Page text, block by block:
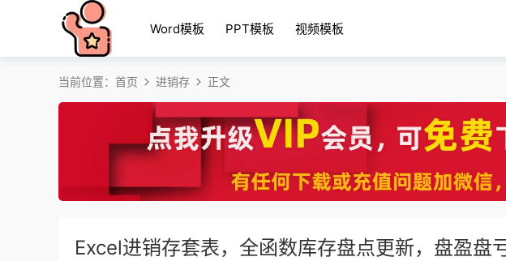
Word模板 PPT模板 视频模板
当前位置： 首页 进销存 正文
Excel进销存套表，全函数库存盘点更新，盘盈盘